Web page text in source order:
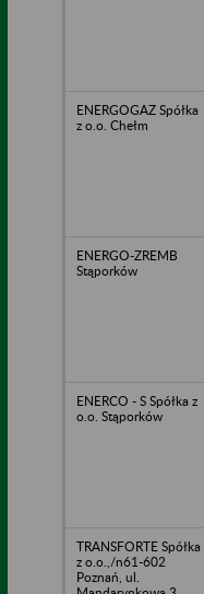
ENERGOGAZ Spółka
z o.o. Chełm
ENERGO-ZREMB
Stąporków
ENERCO - S Spółka z
o.o. Stąporków
TRANSFORTE Spółka
z o.o.,/n61-602
Poznań, ul.